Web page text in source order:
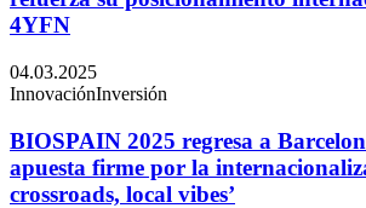
4YFN
04.03.2025
InnovaciónInversión
BIOSPAIN 2025 regresa a
apuesta firme por la
crossroads, local vibes’